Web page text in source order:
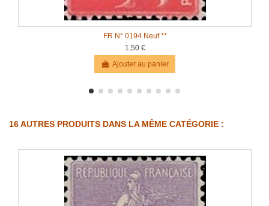
FR N° 0194 Neuf **
1,50 €
Ajouter au panier
16 AUTRES PRODUITS DANS LA MÊME CATÉGORIE :